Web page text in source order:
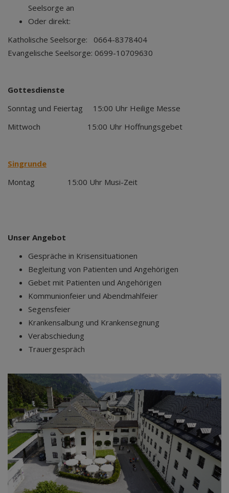
Seelsorge an
Oder direkt:
Katholische Seelsorge: 0664-8378404
Evangelische Seelsorge: 0699-10709630
Gottesdienste
Sonntag und Feiertag 15:00 Uhr Heilige Messe
Mittwoch 15:00 Uhr Hoffnungsgebet
Singrunde
Montag 15:00 Uhr Musi-Zeit
Unser Angebot
Gespräche in Krisensituationen
Begleitung von Patienten und Angehörigen
Gebet mit Patienten und Angehörigen
Kommunionfeier und Abendmahlfeier
Segensfeier
Krankensalbung und Krankensegnung
Verabschiedung
Trauergespräch